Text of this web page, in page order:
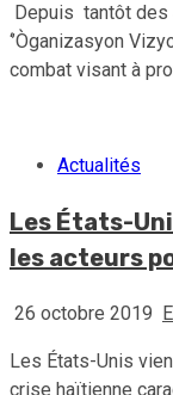
Depuis tantôt des
‘’Òganizasyon
combat visant à
Actualités
Les États-
les acteurs
26 octobre 2019
Les États-Unis
crise haïtienne